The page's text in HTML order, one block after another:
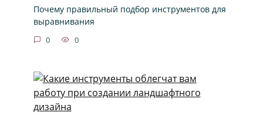
Почему правильный подбор инструментов для
выравнивания
0 0